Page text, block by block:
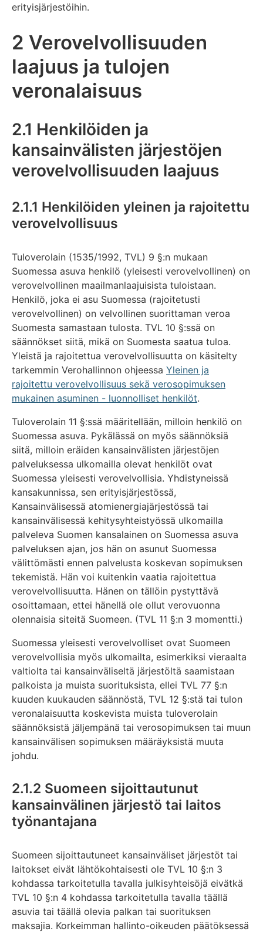
erityisjärjestöihin.
2 Verovelvollisuuden
laajuus ja tulojen
veronalaisuus
2.1 Henkilöiden ja
kansainvälisten järjestöjen
verovelvollisuuden laajuus
2.1.1 Henkilöiden yleinen ja rajoitettu
verovelvollisuus
Tuloverolain (1535/1992, TVL) 9 §:n mukaan
Suomessa asuva henkilö (yleisesti verovelvollinen) on
verovelvollinen maailmanlaajuisista tuloistaan.
Henkilö, joka ei asu Suomessa (rajoitetusti
verovelvollinen) on velvollinen suorittaman veroa
Suomesta samastaan tulosta. TVL 10 §:ssä on
säännökset siitä, mikä on Suomesta saatua tuloa.
Yleistä ja rajoitettua verovelvollisuutta on käsitelty
tarkemmin Verohallinnon ohjeessa Yleinen ja
rajoitettu verovelvollisuus sekä verosopimuksen
mukainen asuminen - luonnolliset henkilöt.
Tuloverolain 11 §:ssä määritellään, milloin henkilö on
Suomessa asuva. Pykälässä on myös säännöksiä
siitä, milloin eräiden kansainvälisten järjestöjen
palveluksessa ulkomailla olevat henkilöt ovat
Suomessa yleisesti verovelvollisia. Yhdistyneissä
kansakunnissa, sen erityisjärjestössä,
Kansainvälisessä atomienergiajärjestössä tai
kansainvälisessä kehitysyhteistyössä ulkomailla
palveleva Suomen kansalainen on Suomessa asuva
palveluksen ajan, jos hän on asunut Suomessa
välittömästi ennen palvelusta koskevan sopimuksen
tekemistä. Hän voi kuitenkin vaatia rajoitettua
verovelvollisuutta. Hänen on tällöin pystyttävä
osoittamaan, ettei hänellä ole ollut verovuonna
olennaisia siteitä Suomeen. (TVL 11 §:n 3 momentti.)
Suomessa yleisesti verovelvolliset ovat Suomeen
verovelvollisia myös ulkomailta, esimerkiksi vieraalta
valtiolta tai kansainväliseltä järjestöltä saamistaan
palkoista ja muista suorituksista, ellei TVL 77 §:n
kuuden kuukauden säännöstä, TVL 12 §:stä tai tulon
veronalaisuutta koskevista muista tuloverolain
säännöksistä jäljempänä tai verosopimuksen tai muun
kansainvälisen sopimuksen määräyksistä muuta
johdu.
2.1.2 Suomeen sijoittautunut
kansainvälinen järjestö tai laitos
työnantajana
Suomeen sijoittautuneet kansainväliset järjestöt tai
laitokset eivät lähtökohtaisesti ole TVL 10 §:n 3
kohdassa tarkoitetulla tavalla julkisyhteisöjä eivätkä
TVL 10 §:n 4 kohdassa tarkoitetulla tavalla täällä
asuvia tai täällä olevia palkan tai suorituksen
maksajia. Korkeimman hallinto-oikeuden päätöksessä